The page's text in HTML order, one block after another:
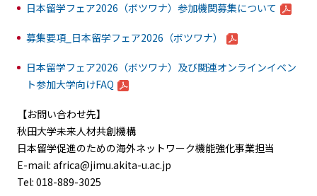
日本留学フェア2026（ボツワナ）参加機関募集について
募集要項_日本留学フェア2026（ボツワナ）
日本留学フェア2026（ボツワナ）及び関連オンラインイベン
ト参加大学向けFAQ
【お問い合わせ先】
秋田大学未来人材共創機構
日本留学促進のための海外ネットワーク機能強化事業担当
E-mail: africa@jimu.akita-u.ac.jp
Tel: 018-889-3025